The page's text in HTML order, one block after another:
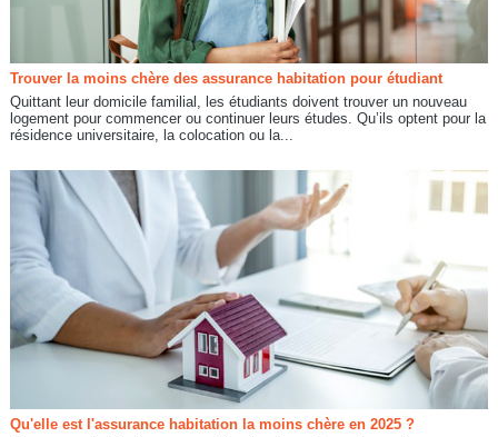
Trouver la moins chère des assurance habitation pour étudiant
Quittant leur domicile familial, les étudiants doivent trouver un nouveau
logement pour commencer ou continuer leurs études. Qu’ils optent pour la
résidence universitaire, la colocation ou la...
Qu'elle est l'assurance habitation la moins chère en 2025 ?